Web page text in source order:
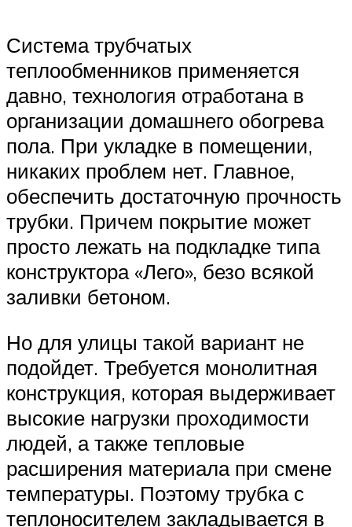
Система трубчатых
теплообменников применяется
давно, технология отработана в
организации домашнего обогрева
пола. При укладке в помещении,
никаких проблем нет. Главное,
обеспечить достаточную прочность
трубки. Причем покрытие может
просто лежать на подкладке типа
конструктора «Лего», безо всякой
заливки бетоном.
Но для улицы такой вариант не
подойдет. Требуется монолитная
конструкция, которая выдерживает
высокие нагрузки проходимости
людей, а также тепловые
расширения материала при смене
температуры. Поэтому трубка с
теплоносителем закладывается в